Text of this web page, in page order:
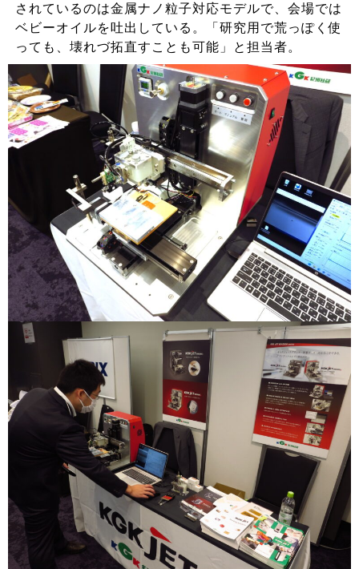
されているのは金属ナノ粒子対応モデルで、会場では
ベビーオイルを吐出している。「研究用で荒っぽく使
っても、壊れづ拓直すことも可能」と担当者。